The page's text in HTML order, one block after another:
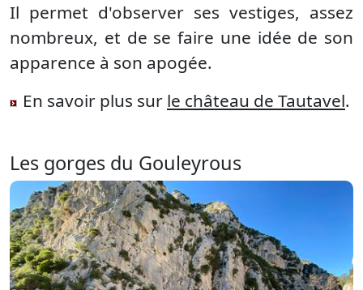
Il permet d'observer ses vestiges, assez
nombreux, et de se faire une idée de son
apparence à son apogée.
En savoir plus sur le château de Tautavel.
Les gorges du Gouleyrous